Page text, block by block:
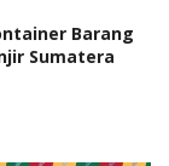
Barang
Sumatera